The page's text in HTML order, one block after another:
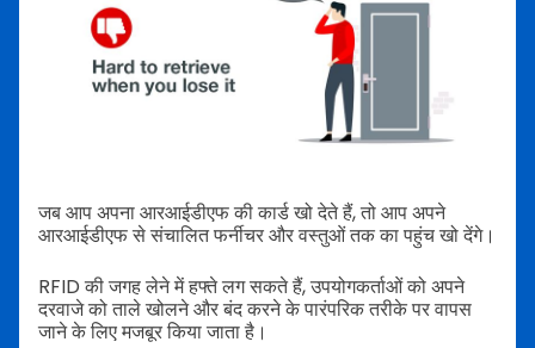
जब आप अपना आरआईडीएफ की कार्ड खो देते हैं, तो आप अपने
आरआईडीएफ से संचालित फर्नीचर और वस्तुओं तक का पहुंच खो देंगे।
RFID की जगह लेने में हफ्ते लग सकते हैं, उपयोगकर्ताओं को अपने
दरवाजे को ताले खोलने और बंद करने के पारंपरिक तरीके पर वापस
जाने के लिए मजबूर किया जाता है।